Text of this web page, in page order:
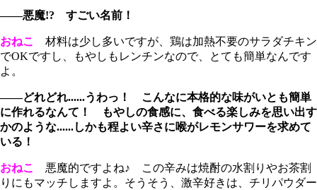
――悪魔!? すごい名前！
おねこ
材料は少し多いですが、鶏は加熱不要のサラダチキン
でOKですし、もやしもレンチンなので、とても簡単なんです
よ。
――どれどれ......うわっ！ こんなに本格的な味がいとも簡単
に作れるなんて！ もやしの食感に、食べる楽しみを思い出す
かのような......しかも程よい辛さに喉がレモンサワーを求めて
いる！
おねこ
悪魔的ですよね♪ この辛みは焼酎の水割りやお茶割
りにもマッチしますよ。そうそう、激辛好きは、チリパウダー